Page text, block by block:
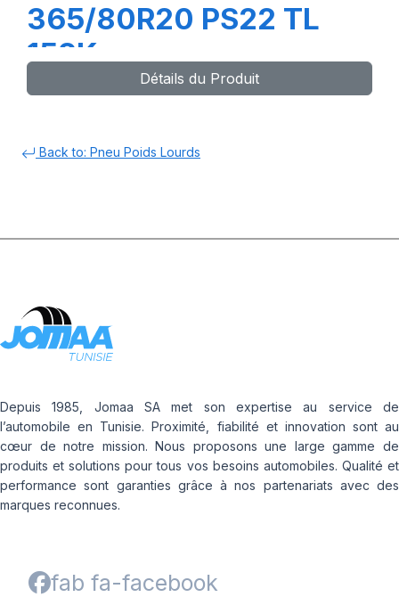
365/80R20 PS22 TL
152K
Détails du Produit
Back to: Pneu Poids Lourds
Depuis 1985, Jomaa SA met son expertise au service de
l’automobile en Tunisie. Proximité, fiabilité et innovation sont au
cœur de notre mission. Nous proposons une large gamme de
produits et solutions pour tous vos besoins automobiles. Qualité et
performance sont garanties grâce à nos partenariats avec des
marques reconnues.
fab fa-facebook